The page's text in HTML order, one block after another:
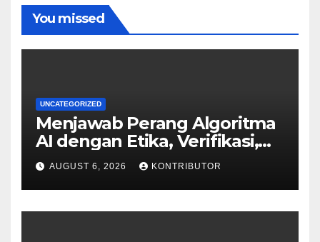
You missed
UNCATEGORIZED
Menjawab Perang Algoritma
AI dengan Etika, Verifikasi,
dan Media Tepercaya
AUGUST 6, 2026 KONTRIBUTOR